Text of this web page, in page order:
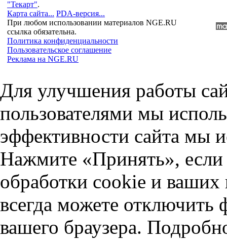
"Текарт".
Карта сайта... PDA-версия...
При любом использовании материалов NGE.RU
ссылка обязательна.
Политика конфиденциальности
Пользовательское соглашение
Реклама на NGE.RU
Для улучшения работы
пользователями мы
эффективности сайта мы
Нажмите «Принять», если
обработки cookie и
всегда можете отключить
вашего браузера.